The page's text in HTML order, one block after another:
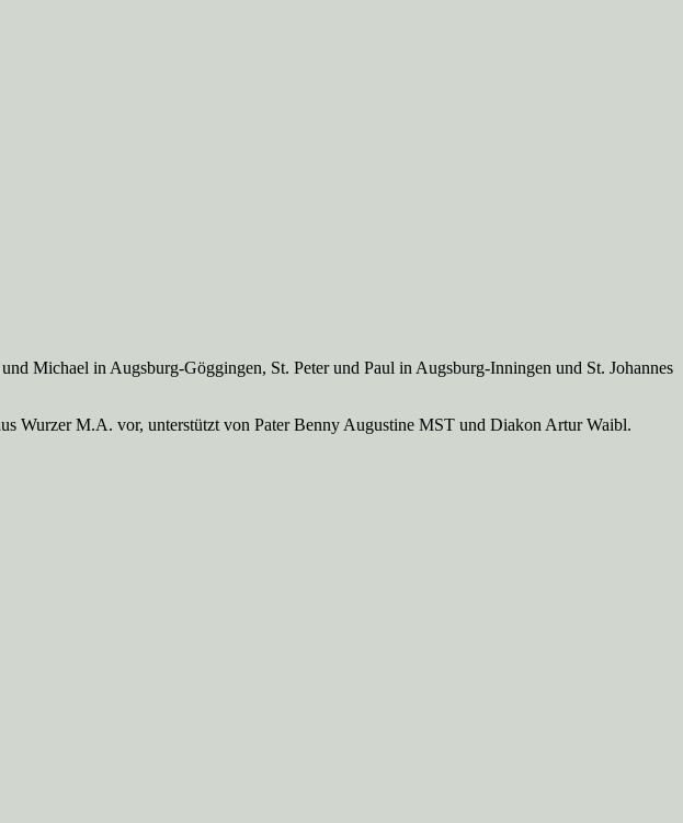
Michael in Augsburg-Göggingen, St. Peter und Paul in Augsburg-Inningen und St. Johannes
Wurzer M.A. vor, unterstützt von Pater Benny Augustine MST und Diakon Artur Waibl.